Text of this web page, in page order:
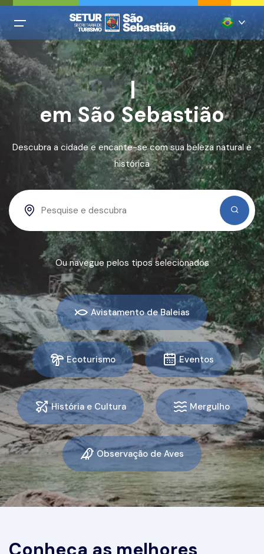
All filters
Português
Inglês
Espanhol
Italiano
Francês
Chinês mandarim
Menu Principal
Login
Cadastro
Home
Restaurantes
Hospedagem
Agências
Casamentos
Prêmios
Explore as b
em São Sebastião
Descubra a cidade e encante-se com sua beleza natural e
histórica
Ou navegue pelos tipos selecionados
Avistamento de Baleias
Ecoturismo Eventos
História e Cultura Mergulho
Observação de Aves